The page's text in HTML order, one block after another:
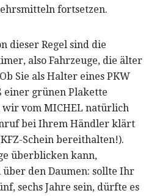
fortsetzen.
dieser Regel sind die
also Fahrzeuge, die älter
Sie als Halter eines PKW
einer grünen Plakette
wir vom MICHEL natürlich
bei Ihrem Händler klärt
Schein bereithalten!).
überblicken kann,
den Daumen: sollte Ihr
sechs Jahre sein, dürfte es